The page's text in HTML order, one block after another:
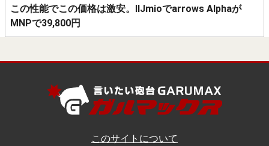
この性能でこの価格は激安。IIJmioでarrows Alphaが
MNPで39,800円
このサイトについて